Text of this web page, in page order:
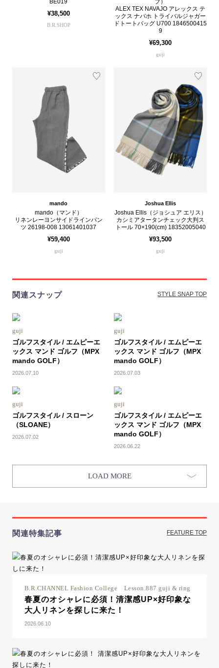
BE019
¥38,500
B.R.SHOP
ブ）
ALEX TEX NAVAJO アレックス テ
ックス ナバホ トライバルジャガー
ドトートバッグ U700 1846500415
9
¥69,300
guji
mando
mando（マンド）
リネンレーヨンサイドラインパン
ツ 26198-008 13061401037
¥59,400
guji
Joshua Ellis
Joshua Ellis（ジョシュア エリス）
カシミアタータンチェック大判ス
トール 70×190(cm) 18352005040
¥93,500
guji
関連スナップ STYLE SNAP TOP
guji
ゴルフスタイル / エムピーエ
ックス マンド ゴルフ（MPX
mando GOLF）
2026.07.10
guji
ゴルフスタイル / エムピーエ
ックス マンド ゴルフ（MPX
mando GOLF）
2026.07.03
guji
ゴルフスタイル / スローン
（SLOANE）
2026.07.02
guji
ゴルフスタイル / エムピーエ
ックス マンド ゴルフ（MPX
mando GOLF）
2026.06.22
LOAD MORE
関連特集記事 FEATURE TOP
B.R.CHANNEL Fashion College Lesson.887 guji & ring
春夏のオシャレに必須！清潔感UP×好印象な
大人リネンを探しに来た！
2026.06.10